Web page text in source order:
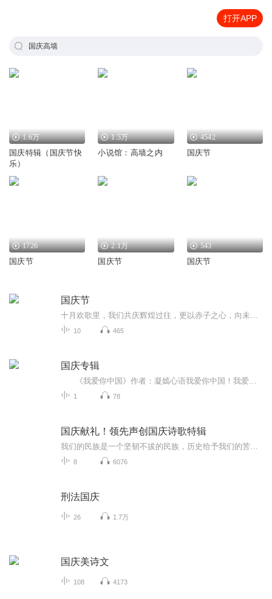
打开APP
国庆高墙
1.6万
国庆特辑（国庆节快
乐）
1.5万
小说馆：高墙之内
4542
国庆节
1726
国庆节
2.1万
国庆节
543
国庆节
国庆节
10 465
国庆专辑
1 78
国庆献礼！领先声创国庆诗歌特辑
8 6076
刑法国庆
26 1.7万
国庆美诗文
108 4173